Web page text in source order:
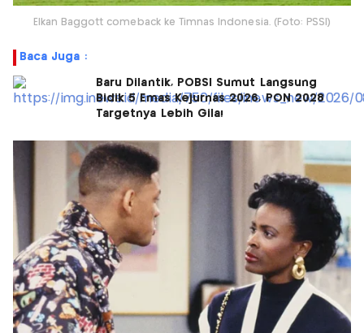
Elkan Baggott comeback ke Timnas Indonesia. (Foto: PSSI)
Baca Juga :
Baru Dilantik, POBSI Sumut Langsung
Bidik 5 Emas Kejurnas 2026, PON 2028
Targetnya Lebih Gila!